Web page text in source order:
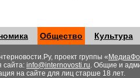
Общество Культура
проект группы «
сайта: info@internovosti.ru. Общие и
на сайте для лиц старше 18 лет.